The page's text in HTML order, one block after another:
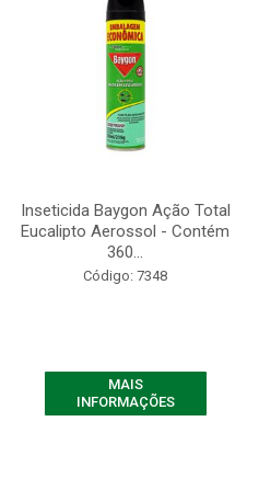
Inseticida Baygon Ação Total
Eucalipto Aerossol - Contém
360...
Código: 7348
MAIS
INFORMAÇÕES